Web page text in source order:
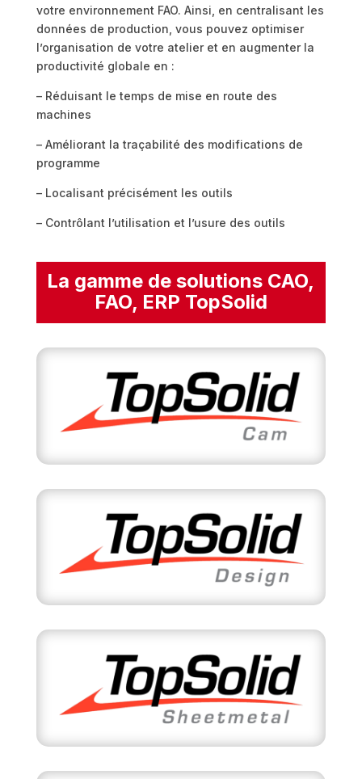
votre environnement FAO. Ainsi, en centralisant les
données de production, vous pouvez optimiser
l’organisation de votre atelier et en augmenter la
productivité globale en :
– Réduisant le temps de mise en route des
machines
– Améliorant la traçabilité des modifications de
programme
– Localisant précisément les outils
– Contrôlant l’utilisation et l’usure des outils
La gamme de solutions CAO,
FAO, ERP TopSolid